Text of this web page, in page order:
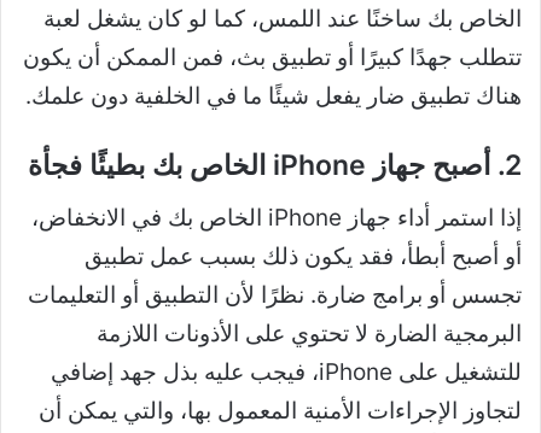
الخاص بك ساخنًا عند اللمس، كما لو كان يشغل لعبة
تتطلب جهدًا كبيرًا أو تطبيق بث، فمن الممكن أن يكون
هناك تطبيق ضار يفعل شيئًا ما في الخلفية دون علمك.
2. أصبح جهاز iPhone الخاص بك بطيئًا فجأة
إذا استمر أداء جهاز iPhone الخاص بك في الانخفاض،
أو أصبح أبطأ، فقد يكون ذلك بسبب عمل تطبيق
تجسس أو برامج ضارة. نظرًا لأن التطبيق أو التعليمات
البرمجية الضارة لا تحتوي على الأذونات اللازمة
للتشغيل على iPhone، فيجب عليه بذل جهد إضافي
لتجاوز الإجراءات الأمنية المعمول بها، والتي يمكن أن